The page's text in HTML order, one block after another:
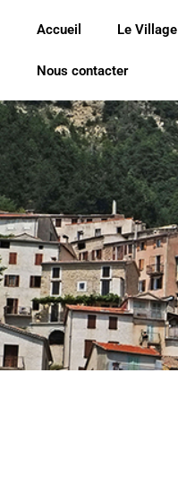
Accueil Le Village
Nous contacter